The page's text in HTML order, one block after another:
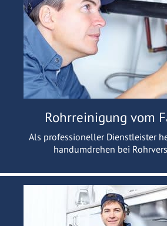
Rohrreinigung vom
Als professioneller Dienstleister
handumdrehen bei